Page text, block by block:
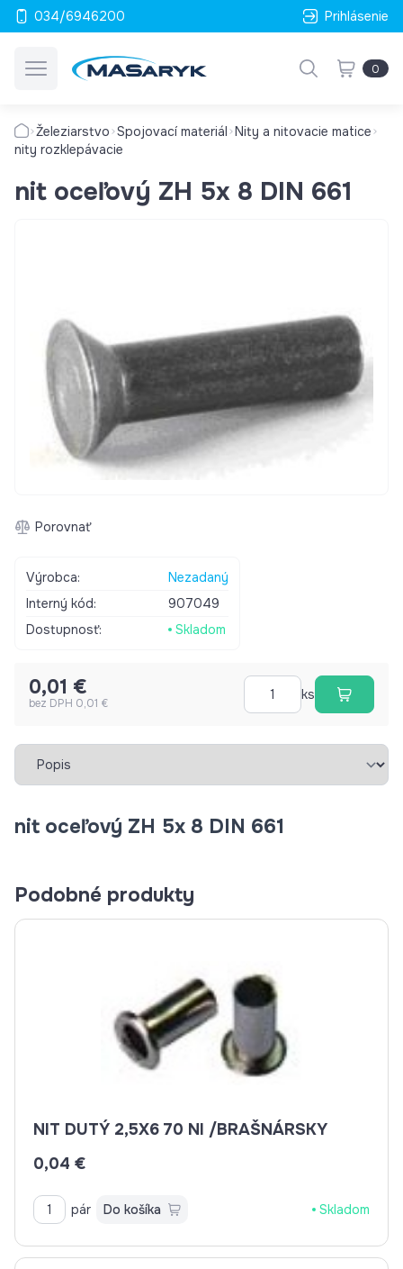
034/6946200 Prihlásenie
0
Železiarstvo Spojovací materiál Nity a nitovacie matice
nity rozklepávacie
nit oceľový ZH 5x 8 DIN 661
Porovnať
Výrobca:
Nezadaný
Interný kód:
907049
Dostupnosť:
Skladom
0,01 €
bez DPH 0,01 €
ks
Vybrať záložku
nit oceľový ZH 5x 8 DIN 661
Podobné produkty
NIT DUTÝ 2,5X6 70 NI /BRAŠNÁRSKY
0,04 €
pár Do košíka Skladom